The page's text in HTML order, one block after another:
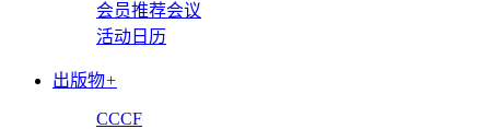
会员推荐会议
活动日历
出版物+
CCCF